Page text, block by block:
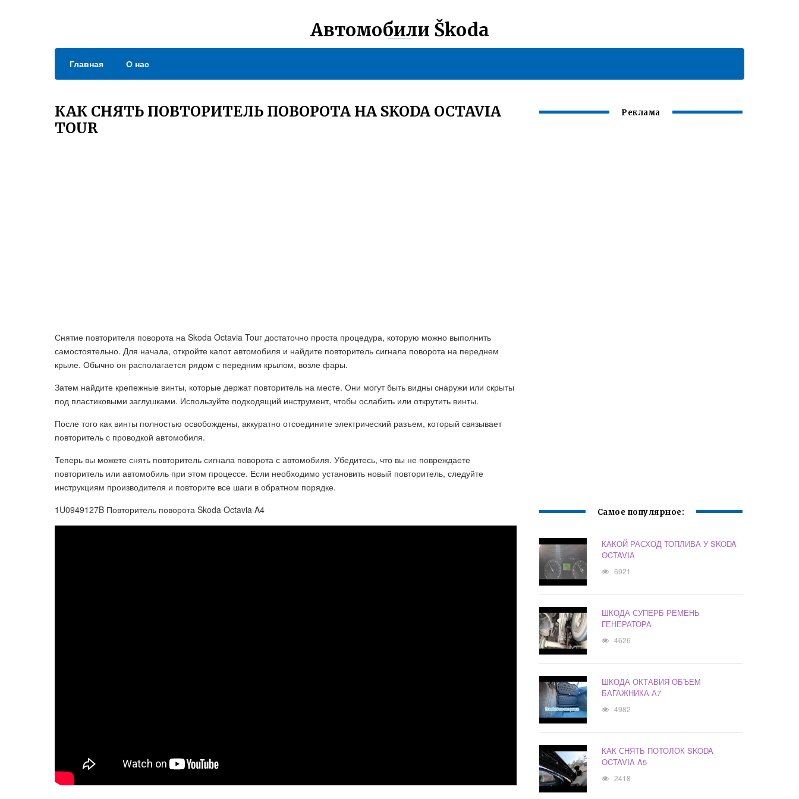
Автомобили Škoda
Главная О нас
КАК СНЯТЬ ПОВТОРИТЕЛЬ ПОВОРОТА НА SKODA OCTAVIA
TOUR
Снятие повторителя поворота на Skoda Octavia Tour достаточно проста процедура, которую можно выполнить
самостоятельно. Для начала, откройте капот автомобиля и найдите повторитель сигнала поворота на переднем
крыле. Обычно он располагается рядом с передним крылом, возле фары.
Затем найдите крепежные винты, которые держат повторитель на месте. Они могут быть видны снаружи или скрыты
под пластиковыми заглушками. Используйте подходящий инструмент, чтобы ослабить или открутить винты.
После того как винты полностью освобождены, аккуратно отсоедините электрический разъем, который связывает
повторитель с проводкой автомобиля.
Теперь вы можете снять повторитель сигнала поворота с автомобиля. Убедитесь, что вы не повреждаете
повторитель или автомобиль при этом процессе. Если необходимо установить новый повторитель, следуйте
инструкциям производителя и повторите все шаги в обратном порядке.
1U0949127B Повторитель поворота Skoda Octavia A4
Реклама
Самое популярное:
КАКОЙ РАСХОД ТОПЛИВА У SKODA
OCTAVIA
6921
ШКОДА СУПЕРБ РЕМЕНЬ
ГЕНЕРАТОРА
4626
ШКОДА ОКТАВИЯ ОБЪЕМ
БАГАЖНИКА А7
4982
КАК СНЯТЬ ПОТОЛОК SKODA
OCTAVIA A5
2418